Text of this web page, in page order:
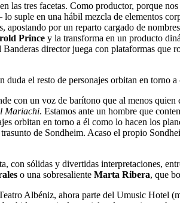
las tres facetas. Como productor, porque
lo suple en una hábil mezcla de elementos
apostando por un reparto cargado de
Prince y la transforma en un producto
director juega con plataformas que
duda el resto de personajes orbitan en
con un voz de barítono que al menos
Mariachi. Estamos ante un hombre que
orbitan en torno a él como lo hacen los
de Sondheim. Acaso el propio
con sólidas y divertidas interpretaciones,
o una sobresaliente Marta Ribera, que
Albéniz, ahora parte del Umusic